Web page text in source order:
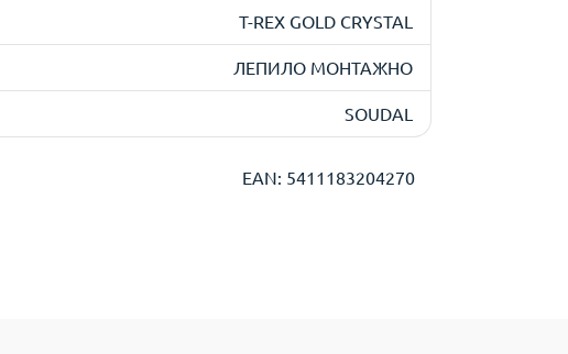
T-REX GOLD CRYSTAL
ЛЕПИЛО МОНТАЖНО
SOUDAL
EAN: 5411183204270